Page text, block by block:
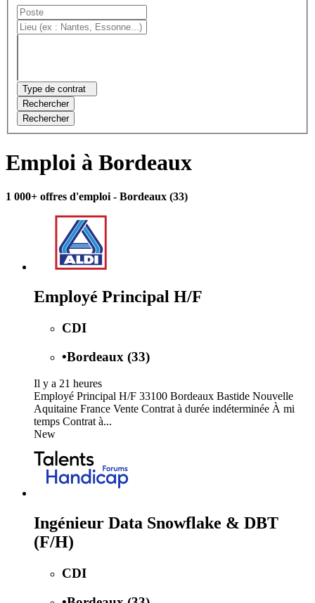
Type de contrat
Rechercher
Rechercher
Emploi à Bordeaux
1 000+ offres d'emploi - Bordeaux (33)
Employé Principal H/F
CDI
•Bordeaux (33)
Il y a 21 heures
Employé Principal H/F 33100 Bordeaux Bastide Nouvelle
Aquitaine France Vente Contrat à durée indéterminée À mi
temps Contrat à...
New
Ingénieur Data Snowflake & DBT
(F/H)
CDI